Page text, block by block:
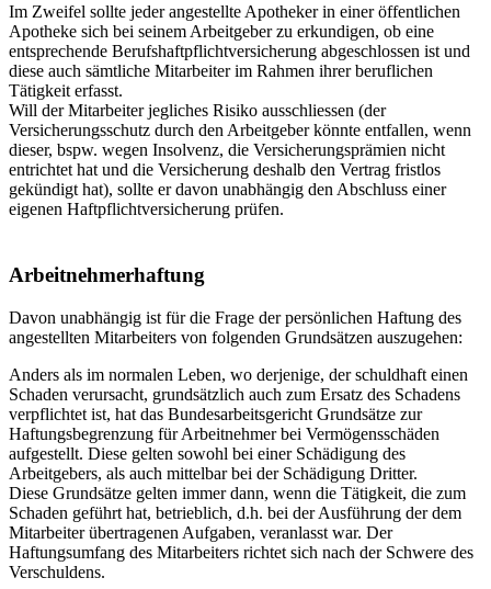
Im Zweifel sollte jeder angestellte Apotheker in einer öffentlichen
Apotheke sich bei seinem Arbeitgeber zu erkundigen, ob eine
entsprechende Berufshaftpflichtversicherung abgeschlossen ist und
diese auch sämtliche Mitarbeiter im Rahmen ihrer beruflichen
Tätigkeit erfasst.
Will der Mitarbeiter jegliches Risiko ausschliessen (der
Versicherungsschutz durch den Arbeitgeber könnte entfallen, wenn
dieser, bspw. wegen Insolvenz, die Versicherungsprämien nicht
entrichtet hat und die Versicherung deshalb den Vertrag fristlos
gekündigt hat), sollte er davon unabhängig den Abschluss einer
eigenen Haftpflichtversicherung prüfen.
Arbeitnehmerhaftung
Davon unabhängig ist für die Frage der persönlichen Haftung des
angestellten Mitarbeiters von folgenden Grundsätzen auszugehen:
Anders als im normalen Leben, wo derjenige, der schuldhaft einen
Schaden verursacht, grundsätzlich auch zum Ersatz des Schadens
verpflichtet ist, hat das Bundesarbeitsgericht Grundsätze zur
Haftungsbegrenzung für Arbeitnehmer bei Vermögensschäden
aufgestellt. Diese gelten sowohl bei einer Schädigung des
Arbeitgebers, als auch mittelbar bei der Schädigung Dritter.
Diese Grundsätze gelten immer dann, wenn die Tätigkeit, die zum
Schaden geführt hat, betrieblich, d.h. bei der Ausführung der dem
Mitarbeiter übertragenen Aufgaben, veranlasst war. Der
Haftungsumfang des Mitarbeiters richtet sich nach der Schwere des
Verschuldens.